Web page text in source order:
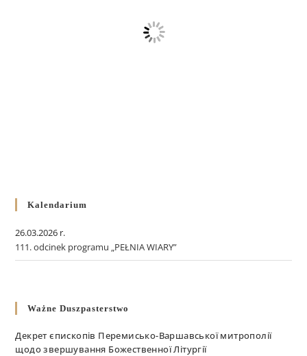
Kalendarium
26.03.2026 r.
111. odcinek programu „PEŁNIA WIARY”
Ważne Duszpasterstwo
Декрет єпископів Перемисько-Варшавської митрополії
щодо звершування Божественної Літургії